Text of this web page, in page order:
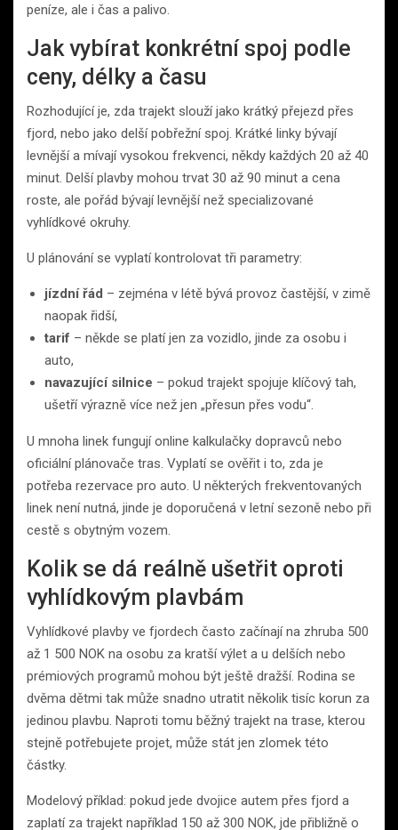
peníze, ale i čas a palivo.
Jak vybírat konkrétní spoj podle
ceny, délky a času
Rozhodující je, zda trajekt slouží jako krátký přejezd přes
fjord, nebo jako delší pobřežní spoj. Krátké linky bývají
levnější a mívají vysokou frekvenci, někdy každých 20 až 40
minut. Delší plavby mohou trvat 30 až 90 minut a cena
roste, ale pořád bývají levnější než specializované
vyhlídkové okruhy.
U plánování se vyplatí kontrolovat tři parametry:
jízdní řád – zejména v létě bývá provoz častější, v zimě
naopak řidší,
tarif – někde se platí jen za vozidlo, jinde za osobu i
auto,
navazující silnice – pokud trajekt spojuje klíčový tah,
ušetří výrazně více než jen „přesun přes vodu“.
U mnoha linek fungují online kalkulačky dopravců nebo
oficiální plánovače tras. Vyplatí se ověřit i to, zda je
potřeba rezervace pro auto. U některých frekventovaných
linek není nutná, jinde je doporučená v letní sezoně nebo při
cestě s obytným vozem.
Kolik se dá reálně ušetřit oproti
vyhlídkovým plavbám
Vyhlídkové plavby ve fjordech často začínají na zhruba 500
až 1 500 NOK na osobu za kratší výlet a u delších nebo
prémiových programů mohou být ještě dražší. Rodina se
dvěma dětmi tak může snadno utratit několik tisíc korun za
jedinou plavbu. Naproti tomu běžný trajekt na trase, kterou
stejně potřebujete projet, může stát jen zlomek této
částky.
Modelový příklad: pokud jede dvojice autem přes fjord a
zaplatí za trajekt například 150 až 300 NOK, jde přibližně o